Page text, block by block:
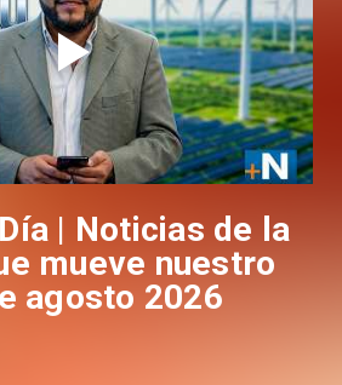
| Noticias de la
mueve nuestro
agosto 2026